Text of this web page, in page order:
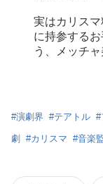
実はカリス
に持参する
う、メッチ
#演劇界 #テアトル #
劇 #カリスマ #音楽